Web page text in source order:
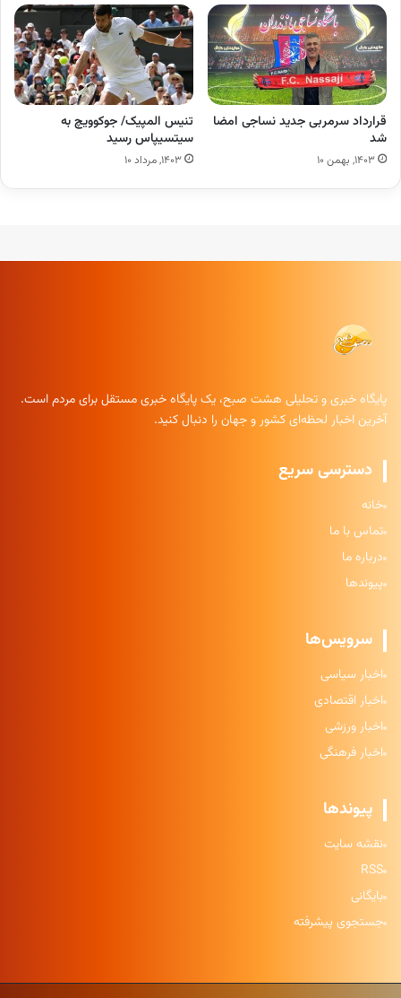
قرارداد سرمربی جدید نساجی امضا
شد
۱۴۰۳, بهمن ۱۰
تنیس المپیک/ جوکوویچ به
سیتسیپاس رسید
۱۴۰۳, مرداد ۱۰
پایگاه خبری و تحلیلی هشت صبح، یک پایگاه خبری مستقل برای مردم است.
آخرین اخبار لحظه‌ای کشور و جهان را دنبال کنید.
دسترسی سریع
خانه
تماس با ما
درباره ما
پیوندها
سرویس‌ها
اخبار سیاسی
اخبار اقتصادی
اخبار ورزشی
اخبار فرهنگی
پیوندها
نقشه سایت
RSS
بایگانی
جستجوی پیشرفته